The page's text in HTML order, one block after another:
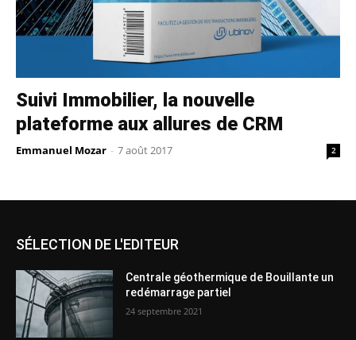
Suivi Immobilier, la nouvelle
plateforme aux allures de CRM
Emmanuel Mozar - 7 août 2017 2
SÉLECTION DE L'EDITEUR
Centrale géothermique de Bouillante un
redémarrage partiel
24 septembre 2021